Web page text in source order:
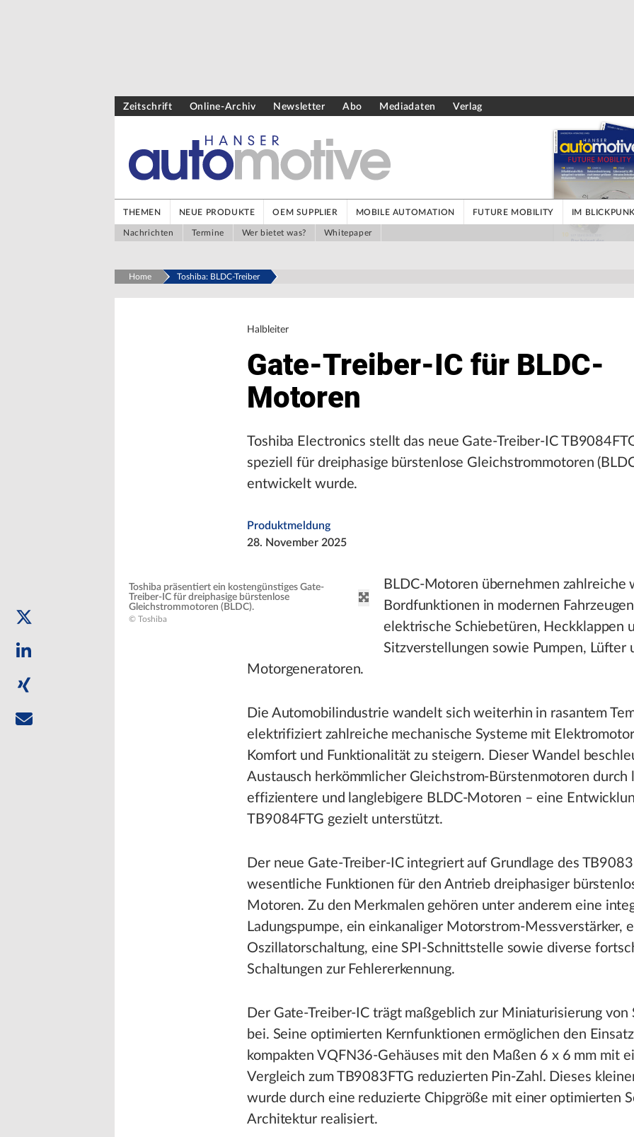
Zeitschrift Online-Archiv Newsletter Abo Mediadaten Verlag
THEMEN NEUE PRODUKTE OEM SUPPLIER MOBILE AUTOMATION FUTURE MOBILITY IM
Nachrichten Termine Wer bietet was? Whitepaper
Home Toshiba: BLDC-Treiber
Halbleiter
Gate-Treiber-IC für BLDC-
Motoren
Toshiba Electronics stellt das neue Gate-Treiber-IC
speziell für dreiphasige bürstenlose Gleichstrommotoren
entwickelt wurde.
Produktmeldung
28. November 2025
Toshiba präsentiert ein kostengünstiges Gate-
Treiber-IC für dreiphasige bürstenlose
Gleichstrommotoren (BLDC).
© Toshiba
BLDC-Motoren übernehmen zahlreiche
Bordfunktionen in modernen
elektrische Schiebetüren, Heckklappen
Sitzverstellungen sowie Pumpen, Lüfter
Motorgeneratoren.
Die Automobilindustrie wandelt sich weiterhin in rasantem
elektrifiziert zahlreiche mechanische Systeme mit
Komfort und Funktionalität zu steigern. Dieser Wandel
Austausch herkömmlicher Gleichstrom-Bürstenmotoren durch
effizientere und langlebigere BLDC-Motoren – eine
TB9084FTG gezielt unterstützt.
Der neue Gate-Treiber-IC integriert auf Grundlage des
wesentliche Funktionen für den Antrieb dreiphasiger
Motoren. Zu den Merkmalen gehören unter anderem eine
Ladungspumpe, ein einkanaliger Motorstrom-Messverstärker,
Oszillatorschaltung, eine SPI-Schnittstelle sowie diverse
Schaltungen zur Fehlererkennung.
Der Gate-Treiber-IC trägt maßgeblich zur Miniaturisierung von
bei. Seine optimierten Kernfunktionen ermöglichen den
kompakten VQFN36-Gehäuses mit den Maßen 6 x 6 mm mit
Vergleich zum TB9083FTG reduzierten Pin-Zahl. Dieses
wurde durch eine reduzierte Chipgröße mit einer optimierten
Architektur realisiert.